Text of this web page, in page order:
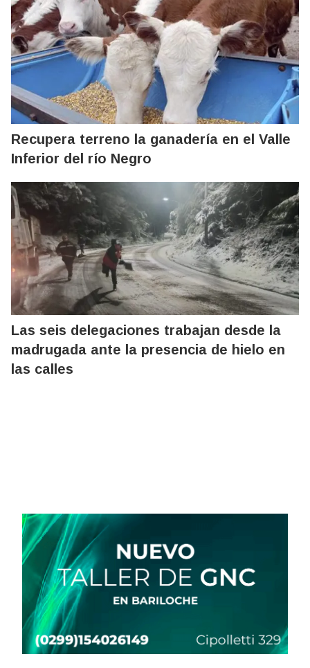
Recupera terreno la ganadería en el Valle
Inferior del río Negro
Las seis delegaciones trabajan desde la
madrugada ante la presencia de hielo en
las calles